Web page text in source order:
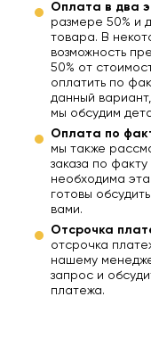
Оплата в два
размере 50% и
товара. В
возможность
50% от
оплатить по
данный
мы обсудим
Оплата по
мы также
заказа по
необходима
готовы
вами.
Отсрочка
отсрочка
нашему
запрос и
платежа.